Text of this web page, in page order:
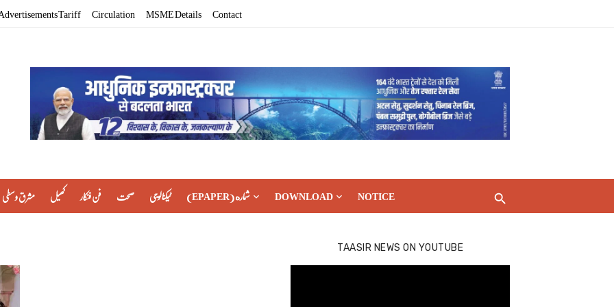
Tariff Circulation MSME Details Contact
مشرق وسطی کھیل فن فنکار صحت ٹیکنالوجی (EPAPER) شماره DOWNLOAD NOTICE
TAASIR NEWS ON YOUTUBE